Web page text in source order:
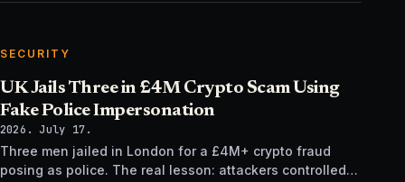
SECURITY
UK Jails Three in £4M Crypto Scam Using
Fake Police Impersonation
2026. July 17.
Three men jailed in London for a £4M+ crypto fraud
posing as police. The real lesson: attackers controlled